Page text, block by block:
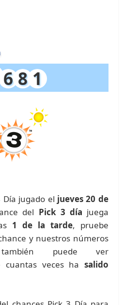
6 8 1
Día jugado el jueves 20 de
del Pick 3 día juega
1 de la tarde, pruebe
y nuestros números
también puede ver
veces ha salido